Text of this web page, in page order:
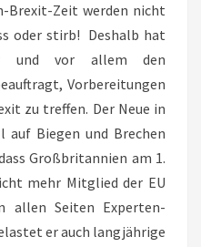
Brexit-Zeit werden nicht
oder stirb! Deshalb hat
und vor allem den
Vorbereitungen
zu treffen. Der Neue in
Biegen und Brechen
Großbritannien am 1.
mehr Mitglied der EU
Seiten Experten-
er auch langjährige